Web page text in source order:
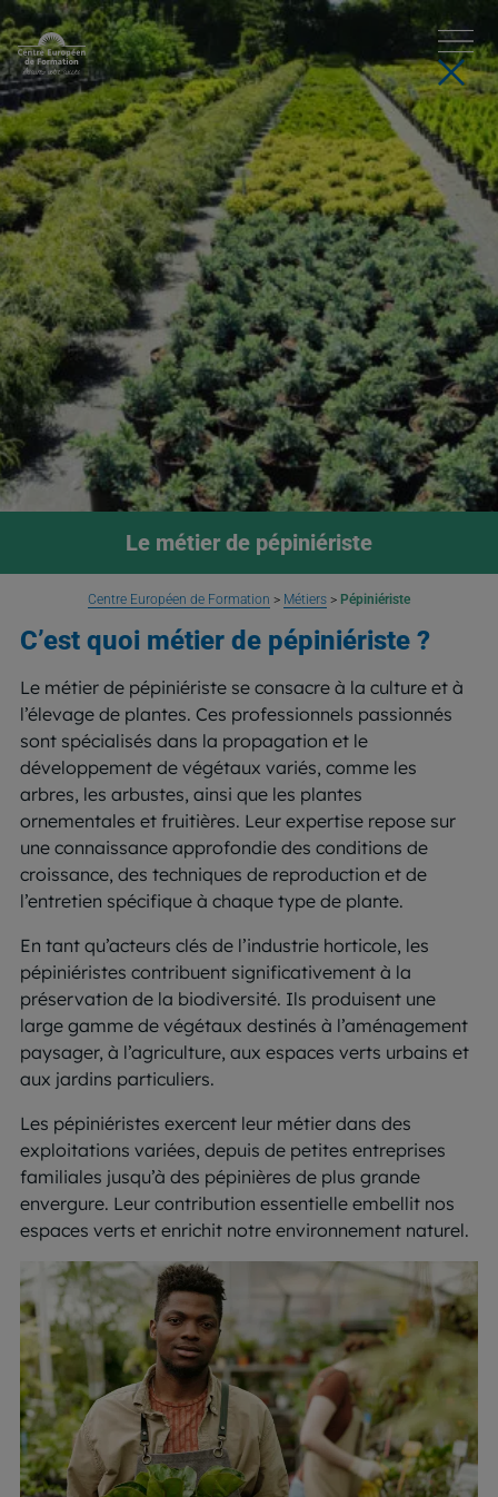
Le métier de pépiniériste
Centre Européen de Formation > Métiers > Pépiniériste
C’est quoi métier de pépiniériste ?
Le métier de pépiniériste se consacre à la culture et à
l’élevage de plantes. Ces professionnels passionnés
sont spécialisés dans la propagation et le
développement de végétaux variés, comme les
arbres, les arbustes, ainsi que les plantes
ornementales et fruitières. Leur expertise repose sur
une connaissance approfondie des conditions de
croissance, des techniques de reproduction et de
l’entretien spécifique à chaque type de plante.
En tant qu’acteurs clés de l’industrie horticole, les
pépiniéristes contribuent significativement à la
préservation de la biodiversité. Ils produisent une
large gamme de végétaux destinés à l’aménagement
paysager, à l’agriculture, aux espaces verts urbains et
aux jardins particuliers.
Les pépiniéristes exercent leur métier dans des
exploitations variées, depuis de petites entreprises
familiales jusqu’à des pépinières de plus grande
envergure. Leur contribution essentielle embellit nos
espaces verts et enrichit notre environnement naturel.